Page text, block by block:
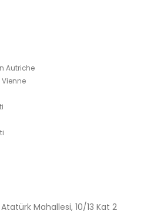
Autriche
Vienne
Mahallesi, 10/13 Kat 2